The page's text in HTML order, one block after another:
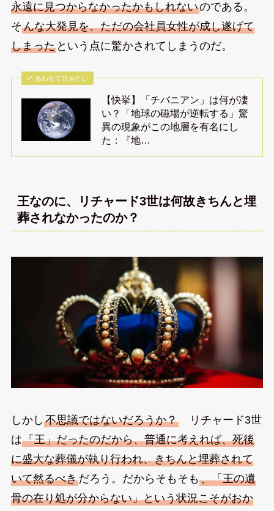
永遠に見つからなかったかもしれないのである。
そんな大発見を、ただの会社員女性が成し遂げて
しまったという点に驚かされてしまうのだ。
あわせて読みたい
【快挙】「チバニアン」は何が凄
い？「地球の磁場が逆転する」驚
異の現象がこの地層を有名にし
た：『地…
王なのに、リチャード3世は何故きちんと埋
葬されなかったのか？
しかし 不思議ではないだろうか？リチャード3世
は「王」だったのだから、普通に考えれば、死後
に盛大な葬儀が執り行われ、きちんと埋葬されて
いて然るべきだろう。だからそもそも、「王の遺
骨の在り処が分からない」という状況こそがおか